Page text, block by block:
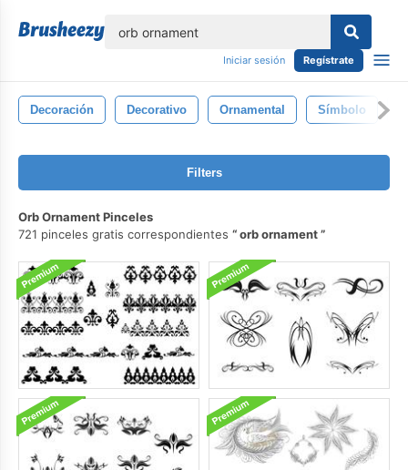
Iniciar sesión Regístrate
Decoración Decorativo Ornamental Símbolo
Filters
Orb Ornament Pinceles
721 pinceles gratis correspondientes
orb ornament